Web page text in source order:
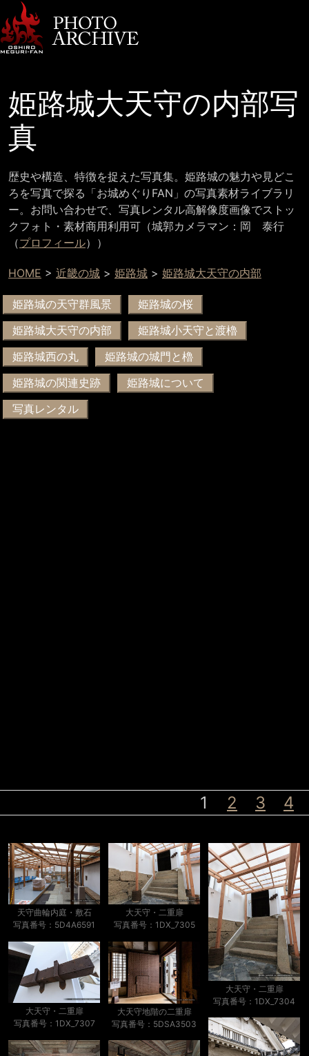
姫路城大天守の内部写
真
歴史や構造、特徴を捉えた写真集。姫路城の魅力や見どこ
ろを写真で探る「お城めぐりFAN」の写真素材ライブラリ
ー。お問い合わせで、写真レンタル高解像度画像でストッ
クフォト・素材商用利用可（城郭カメラマン：岡 泰行
（プロフィール））
HOME > 近畿の城 > 姫路城 > 姫路城大天守の内部
姫路城の天守群風景 姫路城の桜
姫路城大天守の内部 姫路城小天守と渡櫓
姫路城西の丸 姫路城の城門と櫓
姫路城の関連史跡 姫路城について
写真レンタル
1 2 3 4
天守曲輪内庭・敷石
写真番号：5D4A6591
大天守・二重扉
写真番号：1DX_7305
大天守・二重扉
写真番号：1DX_7304
大天守・二重扉
写真番号：1DX_7307
大天守地階の二重扉
写真番号：5DSA3503